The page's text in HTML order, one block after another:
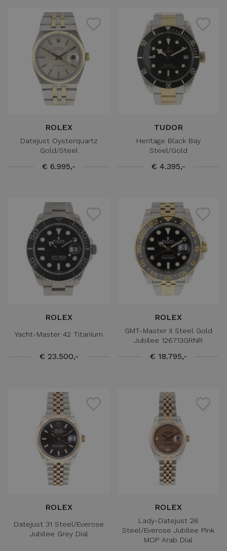
ROLEX
Datejust Oysterquartz
Gold/Steel
€ 6.995,-
TUDOR
Heritage Black Bay
Steel/Gold
€ 4.395,-
ROLEX
Yacht-Master 42 Titanium
€ 23.500,-
ROLEX
GMT-Master II Steel Gold
Jubilee 126713GRNR
€ 18.795,-
ROLEX
Datejust 31 Steel/Everose
Jubilee Grey Dial
ROLEX
Lady-Datejust 26
Steel/Everose Jubilee Pink
MOP Arab Dial